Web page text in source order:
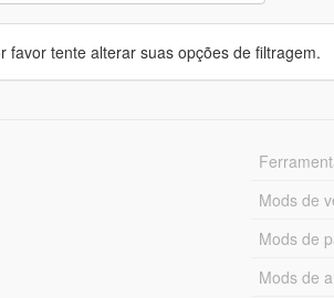
favor tente alterar suas opções de filtragem.
Mods de
Mods de
Mods de